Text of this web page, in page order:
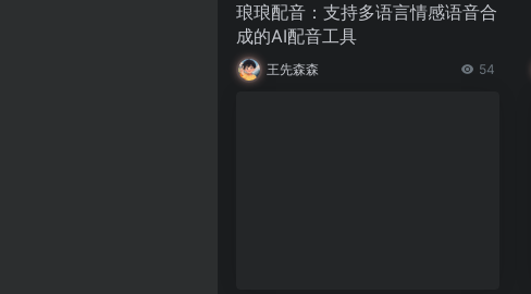
琅琅配音：支持多语言情感语音合
成的AI配音工具
王先森森 54